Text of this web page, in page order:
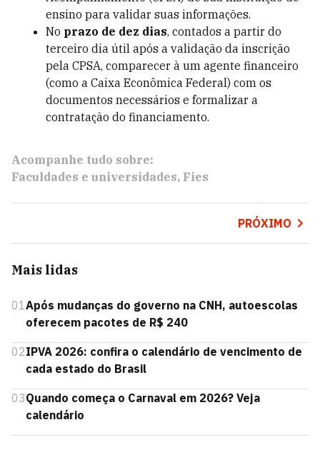
ensino para validar suas informações.
No prazo de dez dias, contados a partir do
terceiro dia útil após a validação da inscrição
pela CPSA, comparecer à um agente financeiro
(como a Caixa Econômica Federal) com os
documentos necessários e formalizar a
contratação do financiamento.
Acompanhe tudo sobre:
Faculdades e universidades Fies
PRÓXIMO
Mais lidas
01Após mudanças do governo na CNH, autoescolas
oferecem pacotes de R$ 240
02IPVA 2026: confira o calendário de vencimento de
cada estado do Brasil
03Quando começa o Carnaval em 2026? Veja
calendário